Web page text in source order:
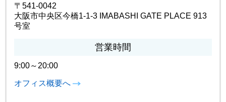
〒541-0042
大阪市中央区今橋1-1-3 IMABASHI GATE PLACE 913
号室
営業時間
9:00～20:00
オフィス概要へ